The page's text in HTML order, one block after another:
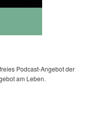
Podcast-Angebot der
am Leben.